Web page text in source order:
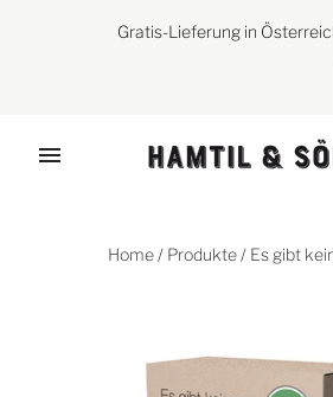
Gratis-Lieferung in
Home / Produkte / Es gibt